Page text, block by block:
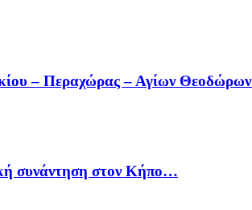
– Περαχώρας – Αγίων
συνάντηση στον Κήπο…